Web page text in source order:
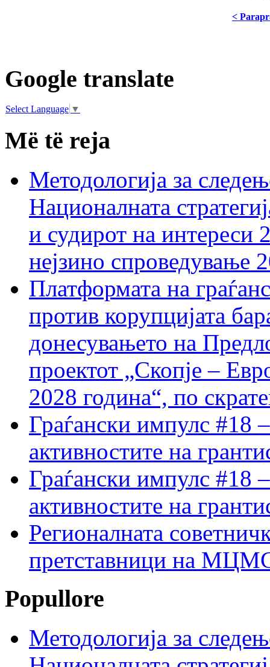
<
Google translate
Select Language ▼
Më të reja
Методологија за
Националната
и судирот на интереси
нејзино спроведување
Платформата на
против корупцијата
донесувањето на
проектот „Скопје –
2028 година“, по
Граѓански импулс #18
активностите на
Граѓански импулс #18
активностите на
Регионалната
претставници на МЦМС
Popullore
Методологија за